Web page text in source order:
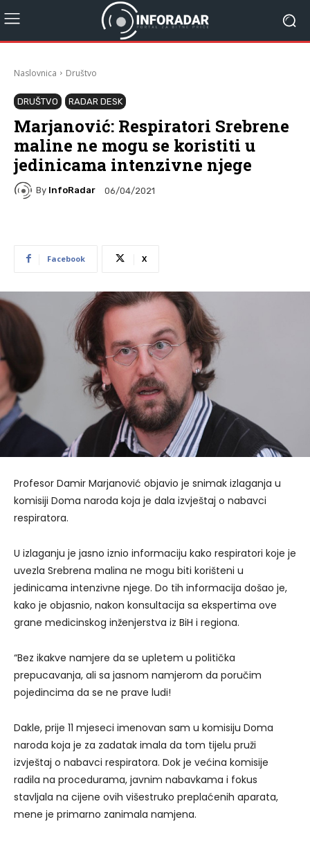
Naslovnica Društvo
DRUŠTVO RADAR DESK
Marjanović: Respiratori Srebrene
maline ne mogu se koristiti u
jedinicama intenzivne njege
By InfoRadar 06/04/2021
Facebook X
Profesor Damir Marjanović objavio je snimak izlaganja u
komisiji Doma naroda koja je dala izvještaj o nabavci
respiratora.
U izlaganju je jasno iznio informaciju kako respiratori koje je
uvezla Srebrena malina ne mogu biti korišteni u
jedinicama intenzivne njege. Do tih informacija došao je,
kako je objasnio, nakon konsultacija sa ekspertima ove
grane medicinskog inženjerstva iz BiH i regiona.
“Bez ikakve namjere da se upletem u politička
prepucavanja, ali sa jasnom namjerom da poručim
pojedincima da se ne prave ludi!
Dakle, prije 11 mjeseci imenovan sam u komisiju Doma
naroda koja je za zadatak imala da tom tijelu pruži
izvještaj o nabavci respiratora. Dok je većina komisije
radila na procedurama, javnim nabavkama i fokus
stavljala na cijene ovih višestruko preplaćenih aparata,
mene je primarno zanimala namjena.